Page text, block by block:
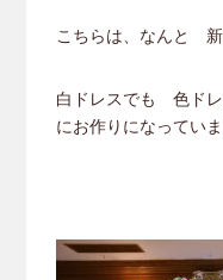
こちらは、なんと 新
白ドレスでも 色ドレ
にお作りになっていま